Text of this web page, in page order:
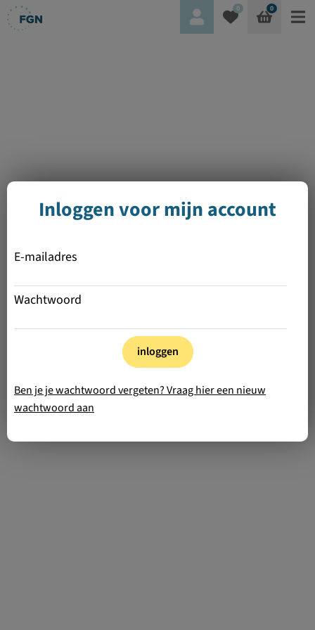
0 0
Inloggen voor mijn account
E-mailadres
Wachtwoord
inloggen
Ben je je wachtwoord vergeten? Vraag hier een nieuw
wachtwoord aan